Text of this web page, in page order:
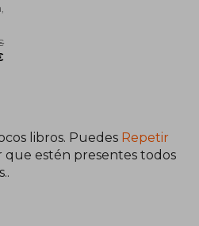
libros. Puedes Repetir
que estén presentes todos